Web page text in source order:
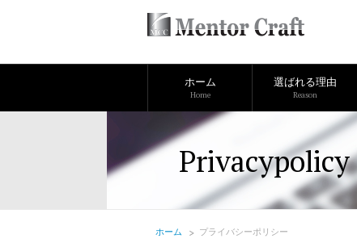
ホーム
Home
選ばれる理由
Reason
Privacypolicy
ホーム プライバシーポリシー